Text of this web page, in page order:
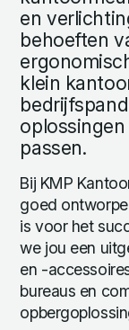
en
behoeften
klein
passen.
Bij KMP
goed
is voor het
we jou een
en -
bureaus en